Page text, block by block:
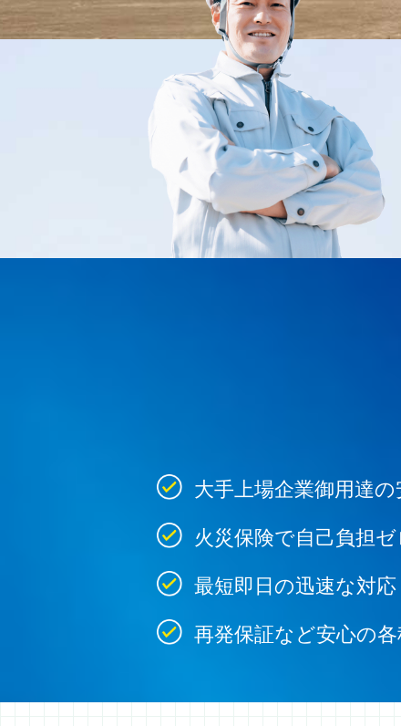
大手上場企業御用達
火災保険で自己負担
最短即日の迅速な対応
再発保証など安心の